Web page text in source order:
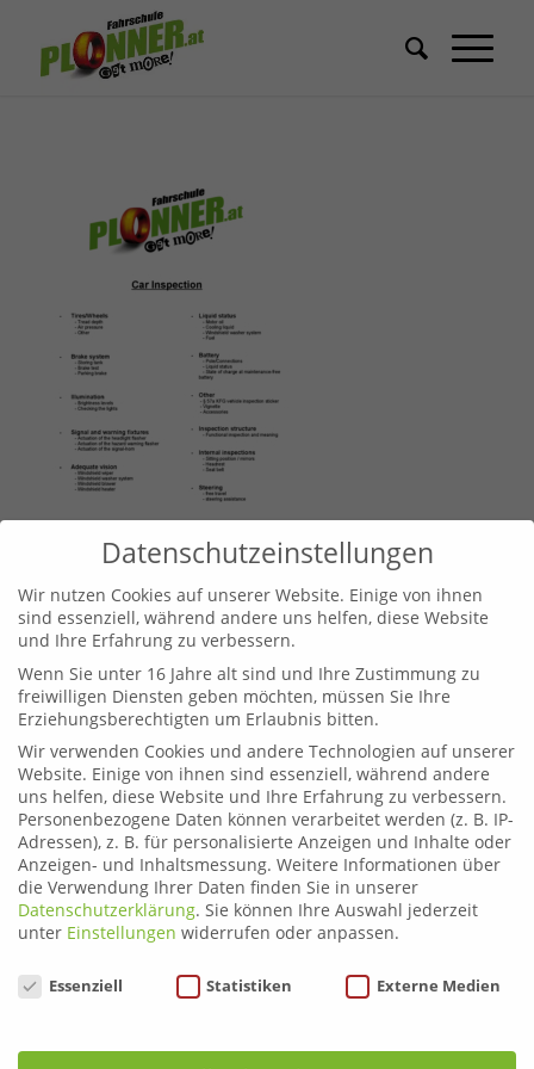
Leoben
Telefon: 03842 44254
Email:fahrschule.leoben@plonner.at
Liezen
Telefon:03612 21222
Email:fahrschule.liezen@plonner.at
Öffnungszeiten
Liezen: Montag bis Donnerstag: 9.00 – 12.00 und 13.00 –
Freitag: 9.00 – 12.00 und 13.00 – 15.00 Uhr
Datenschutzeinstellungen
Wir nutzen Cookies auf unserer Website. Einige von ihnen
sind essenziell, während andere uns helfen, diese Website
und Ihre Erfahrung zu verbessern.
Wenn Sie unter 16 Jahre alt sind und Ihre Zustimmung zu
freiwilligen Diensten geben möchten, müssen Sie Ihre
Erziehungsberechtigten um Erlaubnis bitten.
Wir verwenden Cookies und andere Technologien auf unserer
Website. Einige von ihnen sind essenziell, während andere
uns helfen, diese Website und Ihre Erfahrung zu verbessern.
Personenbezogene Daten können verarbeitet werden (z. B. IP-
Adressen), z. B. für personalisierte Anzeigen und Inhalte oder
Anzeigen- und Inhaltsmessung. Weitere Informationen über
die Verwendung Ihrer Daten finden Sie in unserer
Datenschutzerklärung. Sie können Ihre Auswahl jederzeit
unter Einstellungen widerrufen oder anpassen.
Datenschutzeinstellungen
Essenziell Statistiken Externe Medien